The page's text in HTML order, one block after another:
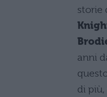
storie
anni
di